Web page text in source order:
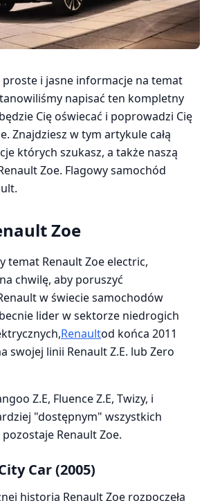
proste i jasne informacje na temat
napisać ten kompletny
Cię oświecać i poprowadzi Cię
Znajdziesz w tym artykule całą
których szukasz, a także naszą
Zoe. Flagowy samochód
Zoe
temat Renault Zoe electric,
chwilę, aby poruszyć
w świecie samochodów
lider w sektorze niedrogich
Renaultod końca 2011
swojej linii Renault Z.E. lub Zero
Z.E, Fluence Z.E, Twizy, i
"dostępnym" wszystkich
Renault Zoe.
Car (2005)
historia Renault Zoe rozpoczęła